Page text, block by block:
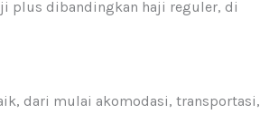
plus dibandingkan haji reguler, di
dari mulai akomodasi, transportasi,